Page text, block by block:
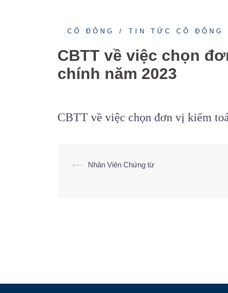
CỔ ĐÔNG TIN TỨC CỔ ĐÔNG
CBTT về việc chọn
chính năm 2023
CBTT về việc chọn đơn vị kiểm
Điều
⟵ Nhân Viên Chứng từ